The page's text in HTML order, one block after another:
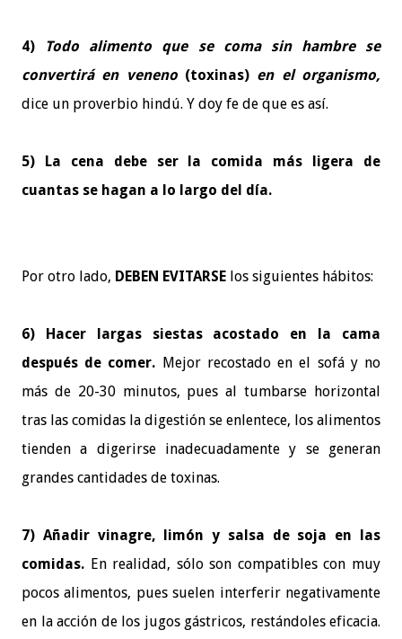
4) Todo alimento que se coma sin hambre se
convertirá en veneno(toxinas) en el organismo,
dice un proverbio hindú. Y doy fe de que es así.
5) La cena debe ser la comida más ligera de
cuantas se hagan a lo largo del día.
Por otro lado, DEBEN EVITARSE los siguientes hábitos:
6) Hacer largas siestas acostado en la cama
después de comer. Mejor recostado en el sofá y no
más de 20-30 minutos, pues al tumbarse horizontal
tras las comidas la digestión se enlentece, los alimentos
tienden a digerirse inadecuadamente y se generan
grandes cantidades de toxinas.
7) Añadir vinagre, limón y salsa de soja en las
comidas. En realidad, sólo son compatibles con muy
pocos alimentos, pues suelen interferir negativamente
en la acción de los jugos gástricos, restándoles eficacia.